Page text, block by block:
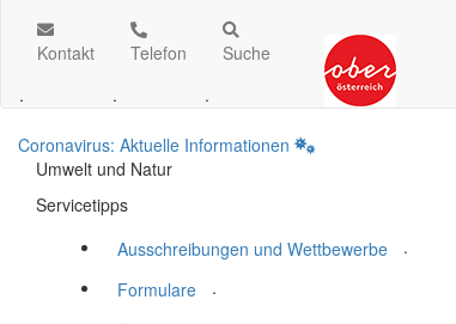
Kontakt
.
Telefon
.
Suche
.
Coronavirus: Aktuelle Informationen
Umwelt und Natur
Servicetipps
Ausschreibungen und Wettbewerbe
.
Formulare
.